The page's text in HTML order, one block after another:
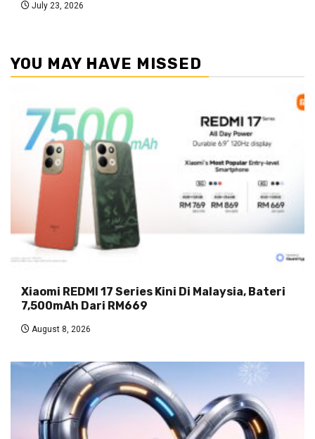
July 23, 2026
YOU MAY HAVE MISSED
Xiaomi REDMI 17 Series Kini Di Malaysia, Bateri
7,500mAh Dari RM669
August 8, 2026